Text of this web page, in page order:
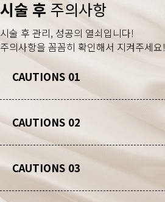
시술 후 주의사항
시술 후 관리, 성공의 열쇠입니다!
주의사항을 꼼꼼히 확인해서 지켜주세요!
CAUTIONS 01
CAUTIONS 02
CAUTIONS 03